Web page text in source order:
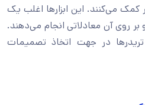
می‌کنند. این ابزارها اغلب یک
روی آن معادلاتی انجام می‌دهند.
در جهت اتخاذ تصمیمات